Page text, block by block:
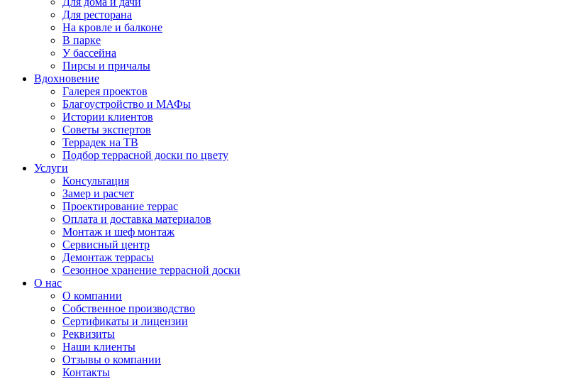
Для ресторана
На кровле и балконе
В парке
У бассейна
Пирсы и причалы
Вдохновение
Галерея проектов
Благоустройство и МАФы
Истории клиентов
Советы экспертов
Террадек на ТВ
Подбор террасной доски по цвету
Услуги
Консультация
Замер и расчет
Проектирование террас
Оплата и доставка материалов
Монтаж и шеф монтаж
Сервисный центр
Демонтаж террасы
Сезонное хранение террасной доски
О нас
О компании
Собственное производство
Сертификаты и лицензии
Реквизиты
Наши клиенты
Отзывы о компании
Контакты